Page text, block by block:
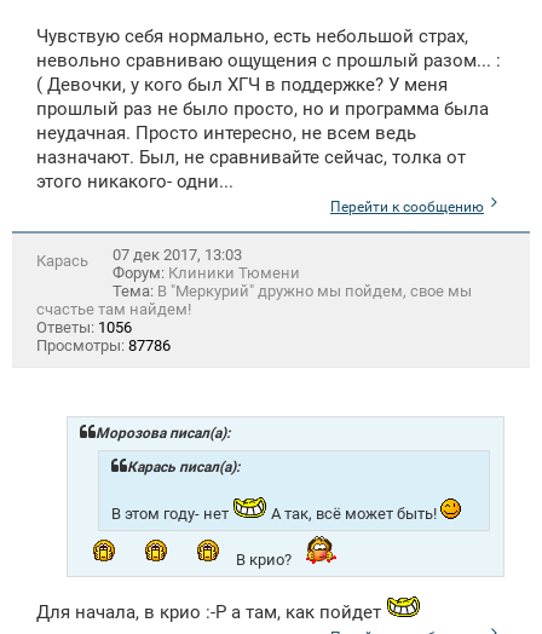
Чувствую себя нормально, есть небольшой страх,
невольно сравниваю ощущения с прошлый разом... :
( Девочки, у кого был ХГЧ в поддержке? У меня
прошлый раз не было просто, но и программа была
неудачная. Просто интересно, не всем ведь
назначают. Был, не сравнивайте сейчас, толка от
этого никакого- одни...
Перейти к сообщению
Карась
07 дек 2017, 13:03
Форум: Клиники Тюмени
Тема: В "Меркурий" дружно мы пойдем, свое мы
счастье там найдем!
Ответы: 1056
Просмотры: 87786
Морозова писал(а):
Карась писал(а):
В этом году- нет А так, всё может быть!
В крио?
Для начала, в крио :-P а там, как пойдет